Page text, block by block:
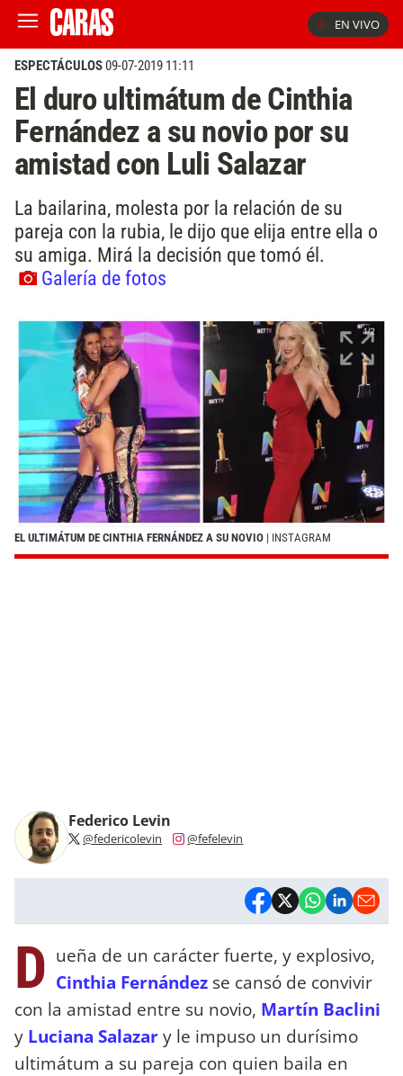
EN VIVO
ESPECTÁCULOS09-07-2019 11:11
El duro ultimátum de Cinthia
Fernández a su novio por su
amistad con Luli Salazar
La bailarina, molesta por la relación de su
pareja con la rubia, le dijo que elija entre ella o
su amiga. Mirá la decisión que tomó él.
Galería de fotos
EL ULTIMÁTUM DE CINTHIA FERNÁNDEZ A SU NOVIO | INSTAGRAM
Federico Levin
@federicolevin @fefelevin
D ueña de un carácter fuerte, y explosivo,
Cinthia Fernández se cansó de convivir
con la amistad entre su novio, Martín Baclini
y Luciana Salazary le impuso un durísimo
ultimátum a su pareja con quien baila en